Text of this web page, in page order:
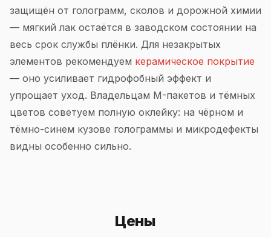
защищён от голограмм, сколов и дорожной химии
— мягкий лак остаётся в заводском состоянии на
весь срок службы плёнки. Для незакрытых
элементов рекомендуем керамическое покрытие
— оно усиливает гидрофобный эффект и
упрощает уход. Владельцам M-пакетов и тёмных
цветов советуем полную оклейку: на чёрном и
тёмно-синем кузове голограммы и микродефекты
видны особенно сильно.
Цены